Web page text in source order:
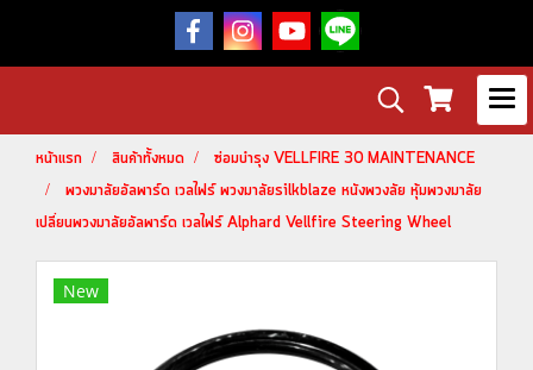
หน้าแรก สินค้าทั้งหมด
ซ่อมบำรุง VELLFIRE 30 MAINTENANCE
พวงมาลัยอัลพาร์ด เวลไฟร์ พวงมาลัยsilkblaze หนังพวงลัย หุ้มพวงมาลัย
เปลี่ยนพวงมาลัยอัลพาร์ด เวลไฟร์ Alphard Vellfire Steering Wheel
New